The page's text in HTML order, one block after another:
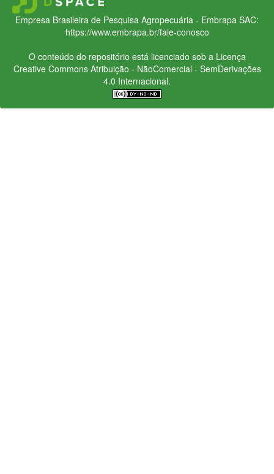
Empresa Brasileira de Pesquisa Agropecuária - Embrapa SAC:
https://www.embrapa.br/fale-conosco
O conteúdo do repositório está licenciado sob a Licença
Creative CommonsAtribuição - NãoComercial - SemDerivações
4.0 Internacional.